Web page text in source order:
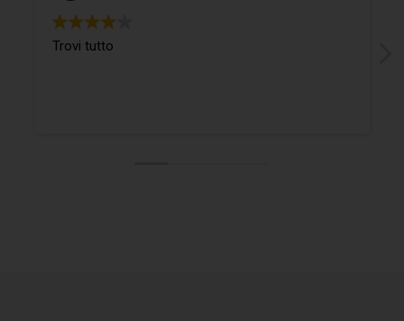
Trovi tutto